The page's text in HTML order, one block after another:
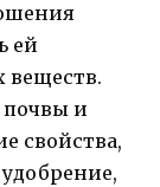
ей
веществ.
почвы и
свойства,